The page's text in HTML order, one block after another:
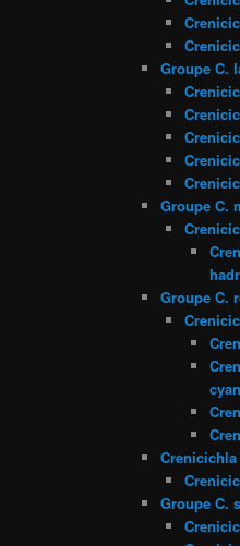
Groupe C.
Groupe C.
Groupe C.
Groupe C.